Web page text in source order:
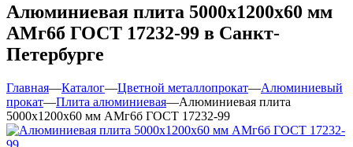
Алюминиевая плита 5000х1200х60 мм
АМг6б ГОСТ 17232-99 в Санкт-
Петербурге
Главная—Каталог—Цветной металлопрокат—Алюминиевый
прокат—Плита алюминиевая—Алюминиевая плита
5000х1200х60 мм АМг6б ГОСТ 17232-99